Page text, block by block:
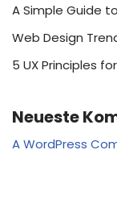
A Simple Guide
Web Design
5 UX Principles
Neueste
A WordPress